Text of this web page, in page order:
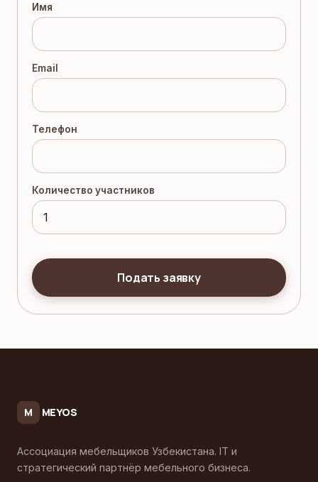
Имя
Email
Телефон
Количество участников
Подать заявку
M MEYOS
Ассоциация мебельщиков Узбекистана. IT и
стратегический партнёр мебельного бизнеса.